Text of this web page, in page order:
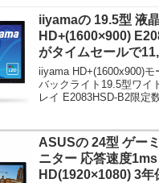
iiyamaの 19.5型 液
HD+(1600×900)
がタイムセールで
iiyama HD+(1600x900)モ
バックライト19.5型ワイ
レイ E2083HSD-B2限定
ASUSの 24型 ゲー
ニター 応答速度
HD(1920×1080) 3年